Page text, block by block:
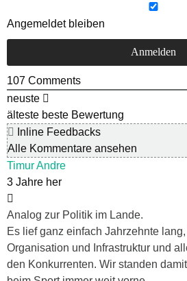
Angemeldet bleiben
107 Comments
neuste
älteste beste Bewertung
Inline Feedbacks
Alle Kommentare ansehen
Timur Andre
3 Jahre her
Analog zur Politik im Lande.
Es lief ganz einfach Jahrzehnte
Organisation und Infrastruktur und
den Konkurrenten. Wir standen